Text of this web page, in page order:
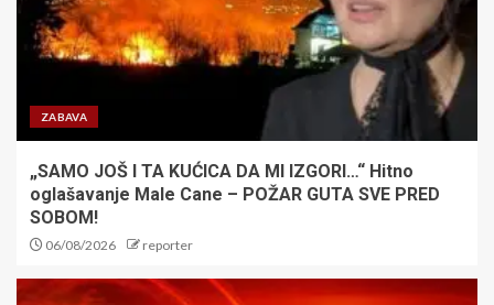
4
HOROR! UBIJEN KAPITEN
SLAVNOG KLUBA: Napadači ga
tukli kamenjem na ulici pa
opljačkali
5
Fudbaler ubio pešaka: Igrači Sao
Paula se ilegalno trkali?!
ZABAVA
„SAMO JOŠ I TA KUĆICA DA MI IZGORI…“ Hitno
oglašavanje Male Cane – POŽAR GUTA SVE PRED
SOBOM!
06/08/2026 reporter